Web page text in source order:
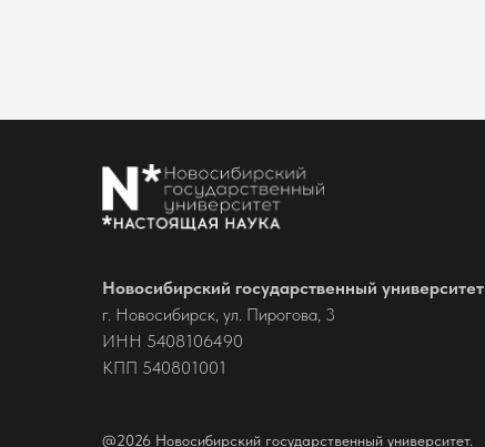
@2026 Новосибирский государственный университет.
Новосибирский государственный университет
г. Новосибирск, ул. Пирогова, 3
ИНН 5408106490
КПП 540801001